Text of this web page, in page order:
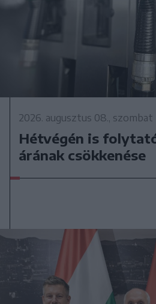
2026. augusztus 08., szombat
Hétvégén is
árának csökkenése